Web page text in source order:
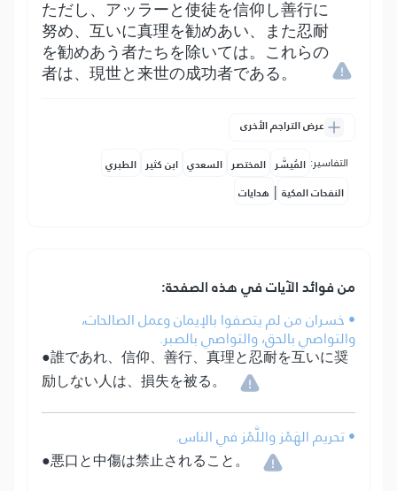
ただし、アッラーと使徒を信仰し善行に
努め、互いに真理を勧めあい、また忍耐
を勧めあう者たちを除いては。これらの
者は、現世と来世の成功者である。
عرض التراجم الأخرى
التفاسير: المُيسَّر المختصر السعدي ابن كثير الطبري
النفحات المكية | هدايات
من فوائد الآيات في هذه الصفحة:
• خسران من لم يتصفوا بالإيمان وعمل الصالحات،
والتواصي بالحق، والتواصي بالصبر.
●誰であれ、信仰、善行、真理と忍耐を互いに奨
励しない人は、損失を被る。
• تحريم الهَمْز واللَّمْز في الناس.
●悪口と中傷は禁止されること。